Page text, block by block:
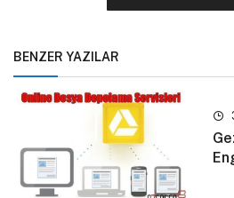
BENZER YAZILAR